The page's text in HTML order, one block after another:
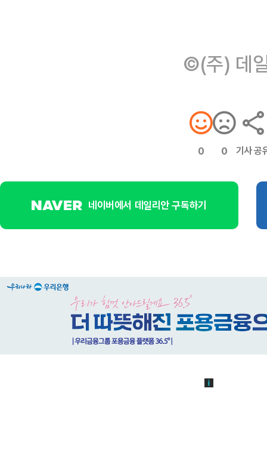
©(주) 데
0 0 기사 공
네이버에서 데일리안 구독하기